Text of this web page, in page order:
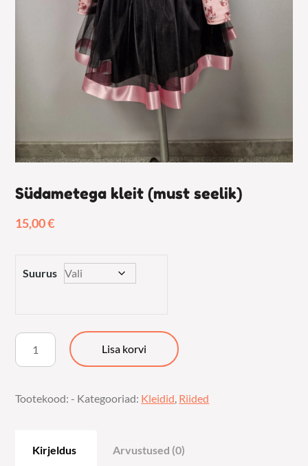
Südametega kleit (must seelik)
15,00€
Suurus
Südametega
kleit
seelik)
Lisa korvi
Tootekood:- Kategooriad: Kleidid Riided
Kirjeldus Arvustused (0)